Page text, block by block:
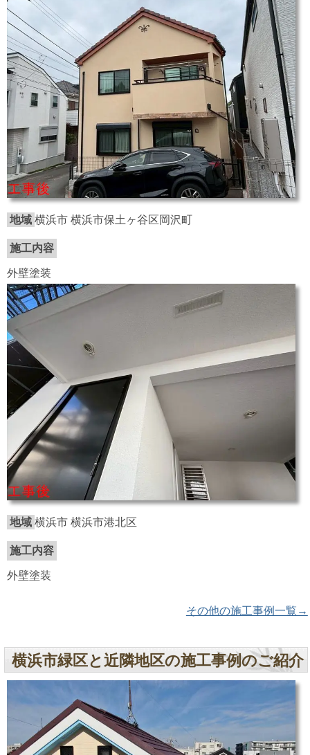
地域 横浜市 横浜市保土ヶ谷区岡沢町
施工内容
外壁塗装
地域 横浜市 横浜市港北区
施工内容
外壁塗装
その他の施工事例一覧→
横浜市緑区と近隣地区の施工事例のご紹介